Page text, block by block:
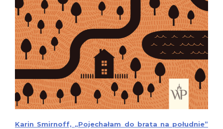
Karin Smirnoff, „Pojechałam do brata na południe”